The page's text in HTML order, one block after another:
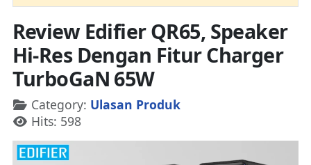
Review Edifier QR65, Speaker
Hi-Res Dengan Fitur Charger
TurboGaN 65W
Details
Category: Ulasan Produk
Hits: 598